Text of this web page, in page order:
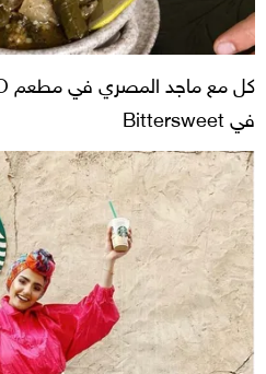
في Bittersweet